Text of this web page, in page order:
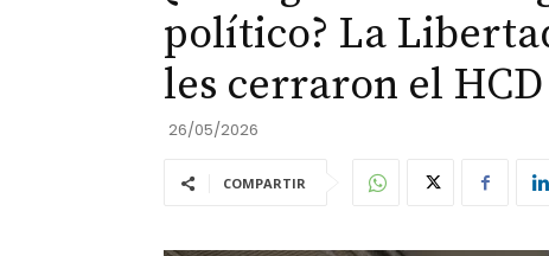
político? La
les cerraron el HCD
26/05/2026
COMPARTIR